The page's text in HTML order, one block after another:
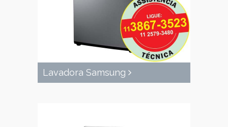
Lavadora Samsung